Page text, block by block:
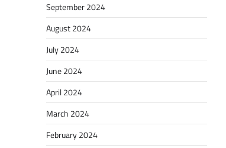
September 2024
August 2024
July 2024
June 2024
April 2024
March 2024
February 2024